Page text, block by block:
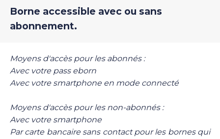
Borne accessible avec ou sans
abonnement.
Moyens d'accès pour les abonnés :
Avec votre pass eborn
Avec votre smartphone en mode connecté
Moyens d'accès pour les non-abonnés :
Avec votre smartphone
Par carte bancaire sans contact pour les bornes qui